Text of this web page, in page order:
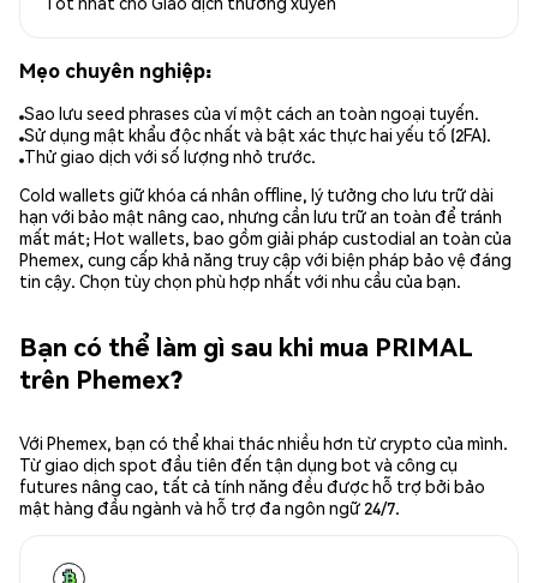
Mẹo chuyên nghiệp:
Sao lưu seed phrases của ví một cách an toàn ngoại tuyến.
Sử dụng mật khẩu độc nhất và bật xác thực hai yếu tố (2FA).
Thử giao dịch với số lượng nhỏ trước.
Cold wallets giữ khóa cá nhân offline, lý tưởng cho lưu trữ dài
hạn với bảo mật nâng cao, nhưng cần lưu trữ an toàn để tránh
mất mát; Hot wallets, bao gồm giải pháp custodial an toàn của
Phemex, cung cấp khả năng truy cập với biện pháp bảo vệ đáng
tin cậy. Chọn tùy chọn phù hợp nhất với nhu cầu của bạn.
Bạn có thể làm gì sau khi mua PRIMAL
trên Phemex?
Với Phemex, bạn có thể khai thác nhiều hơn từ crypto của mình.
Từ giao dịch spot đầu tiên đến tận dụng bot và công cụ
futures nâng cao, tất cả tính năng đều được hỗ trợ bởi bảo
mật hàng đầu ngành và hỗ trợ đa ngôn ngữ 24/7.